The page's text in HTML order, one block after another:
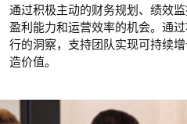
通过积极主动的财务规划、绩效
盈利能力和运营效率的机会。通
行的洞察，支持团队实现可持续
造价值。